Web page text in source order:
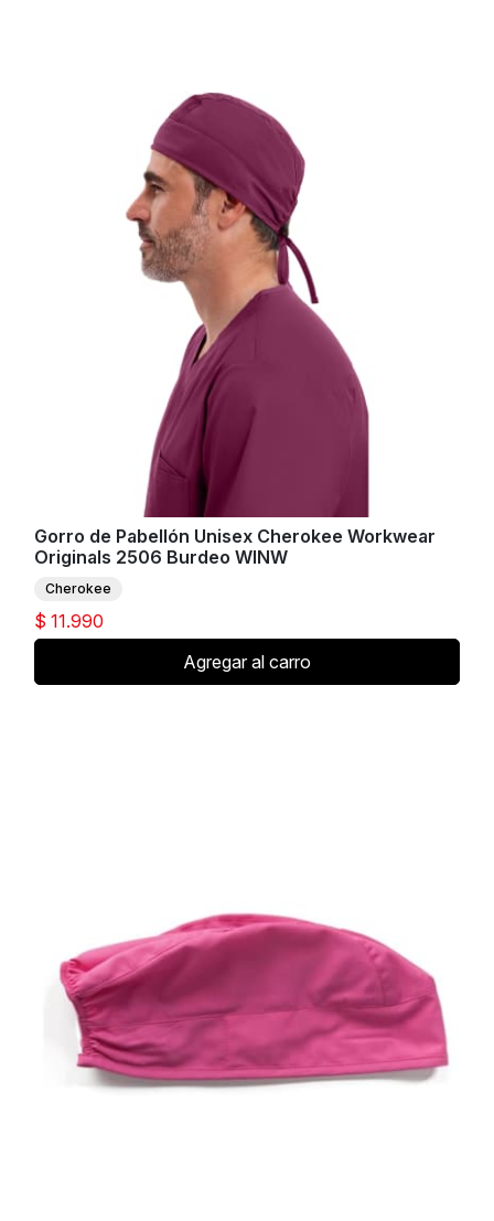
Gorro de Pabellón Unisex Cherokee Workwear
Originals 2506 Burdeo WINW
Cherokee
$ 11.990
Agregar al carro